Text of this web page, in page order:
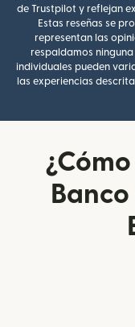
de Trustpilot y reflejan
Estas reseñas se
representan las
respaldamos
individuales pueden
las experiencias